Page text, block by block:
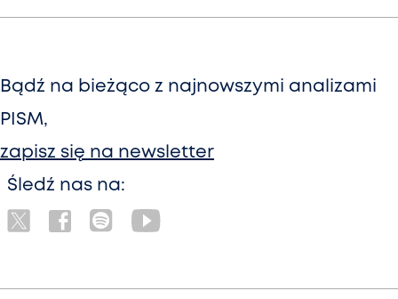
Bądź na bieżąco z najnowszymi analizami
PISM,
zapisz się na newsletter
Śledź nas na: